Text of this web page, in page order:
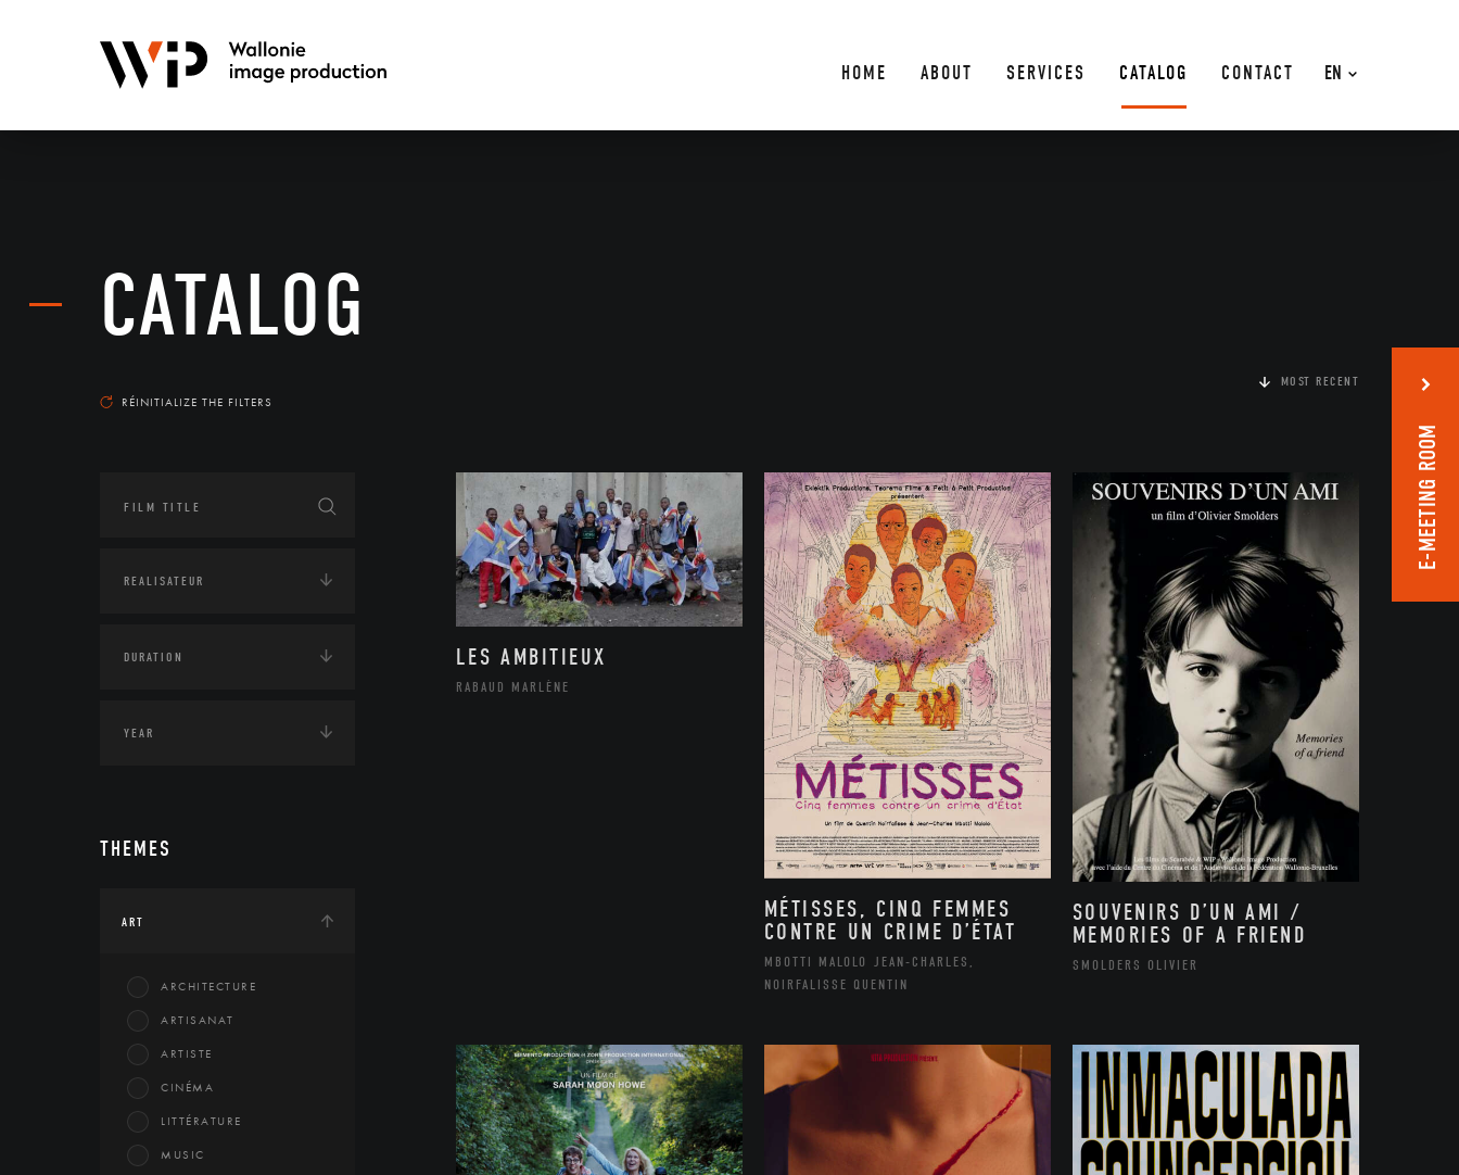
EN
HOME ABOUT SERVICES CATALOG CONTACT
CATALOG
RÉINITIALIZE THE FILTERS
THEMES
ART
ARCHITECTURE
ARTISANAT
ARTISTE
CINÉMA
LITTÉRATURE
MUSIC
MOST RECENT
LES AMBITIEUX
RABAUD MARLÈNE
MÉTISSES, CINQ FEMMES
CONTRE UN CRIME D’ÉTAT
MBOTTI MALOLO JEAN-CHARLES,
NOIRFALISSE QUENTIN
SOUVENIRS D’UN AMI /
MEMORIES OF A FRIEND
SMOLDERS OLIVIER
E-MEETING ROOM